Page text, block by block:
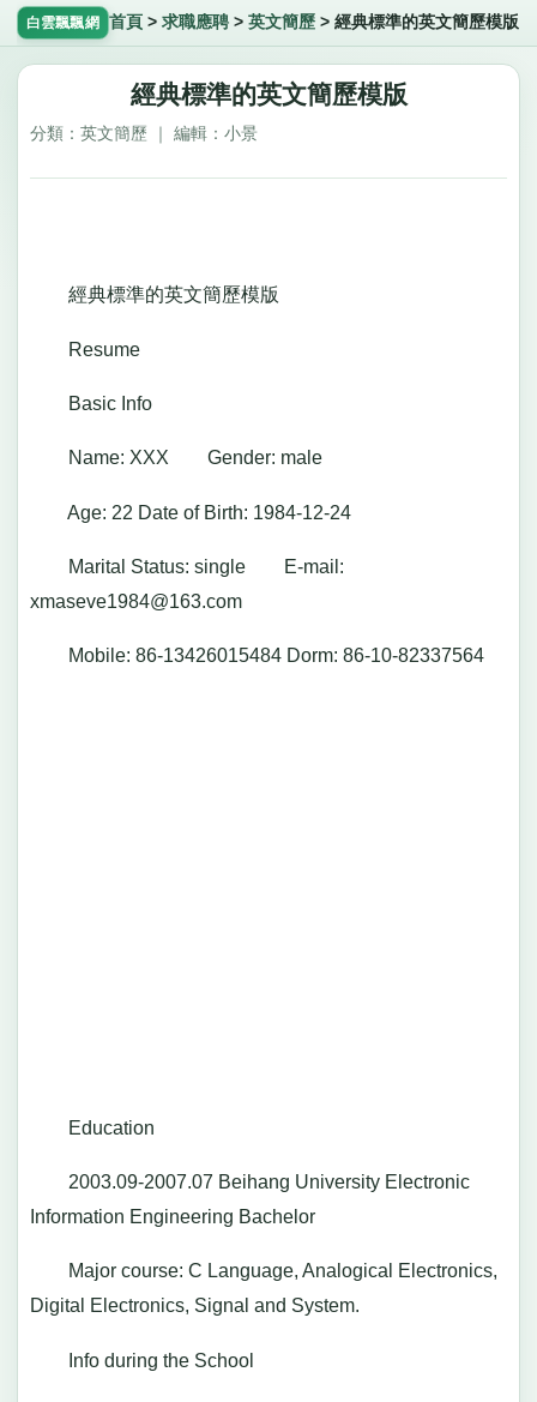
白雲飄飄網 首頁 > 求職應聘> 英文簡歷> 經典標準的英文簡歷模版
經典標準的英文簡歷模版
分類：英文簡歷 ｜ 編輯：小景
經典標準的英文簡歷模版
Resume
Basic Info
Name: XXX Gender: male
Age: 22 Date of Birth: 1984-12-24
Marital Status: single E-mail:
xmaseve1984@163.com
Mobile: 86-13426015484 Dorm: 86-10-82337564
Education
2003.09-2007.07 Beihang University Electronic
Information Engineering Bachelor
Major course: C Language, Analogical Electronics,
Digital Electronics, Signal and System.
Info during the School